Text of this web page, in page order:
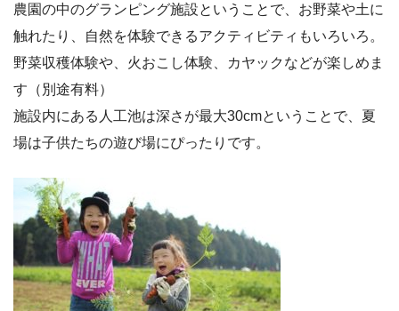
農園の中のグランピング施設ということで、お野菜や土に
触れたり、自然を体験できるアクティビティもいろいろ。
野菜収穫体験や、火おこし体験、カヤックなどが楽しめま
す（別途有料）
施設内にある人工池は深さが最大30cmということで、夏
場は子供たちの遊び場にぴったりです。